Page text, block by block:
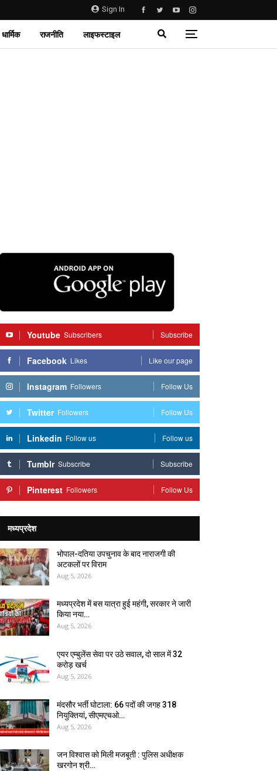
Sign In
धार्मिक राजनीति लाइफस्टाइल
Youtube Subscribers Subscribe
Facebook Likes Like our page
Instagram Followers Follow Us
Twitter Followers Follow Us
Linkedin Follow us Follow us
Tumblr Subscribe Subscribe
Pinterest Followers Follow Us
मध्यप्रदेश
भोपाल-दतिया उपचुनाव के बाद नाराजगी की
अटकलों पर विराम
Aug 5, 2026
मध्यप्रदेश में बस यात्रा हुई महंगी, सरकार ने जारी
किया नया…
Aug 5, 2026
एयर एम्बुलेंस सेवा पर उठे सवाल, दो साल में ₹32
करोड़ खर्च
Aug 5, 2026
मंदसौर भर्ती घोटाला: 66 पदों की जगह 318
नियुक्तियां, सीएमएचओ…
Aug 5, 2026
जन विश्वास को मिली मजबूती : पुलिस अधीक्षक
खरगोन श्री…